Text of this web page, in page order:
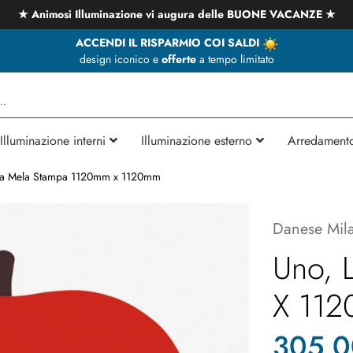
★ Animosi Illuminazione vi augura delle BUONE VACANZE ★
ACCENDI IL RISPARMIO COI SALDI
design iconico e offertea tempo limitato
Illuminazione interni Illuminazione esterno
Mela Stampa 1120mm x 1120mm
Danese
Uno,
X